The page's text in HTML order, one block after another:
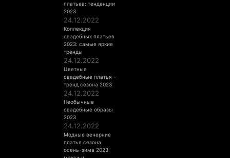
платьев: тенденции
2023
24.12.2022
Коллекция
свадебных платьев
2023: самые яркие
тренды
24.12.2022
Цветные
свадебные платья -
тренд сезона 2023
24.12.2022
Необычные
свадебные образы
2023
24.12.2022
Модные вечерние
платья сезона
осень-зима 2023: